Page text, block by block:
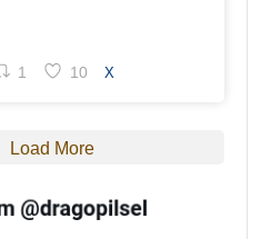
1 10 X
Load More